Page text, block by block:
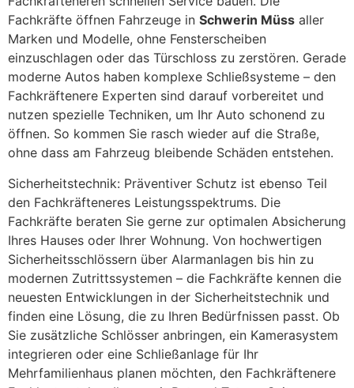
Fachkräfte öffnen Fahrzeuge in Schwerin Müss aller
Marken und Modelle, ohne Fensterscheiben
einzuschlagen oder das Türschloss zu zerstören. Gerade
moderne Autos haben komplexe Schließsysteme – den
Fachkräftenere Experten sind darauf vorbereitet und
nutzen spezielle Techniken, um Ihr Auto schonend zu
öffnen. So kommen Sie rasch wieder auf die Straße,
ohne dass am Fahrzeug bleibende Schäden entstehen.
Sicherheitstechnik: Präventiver Schutz ist ebenso Teil
den Fachkräfteneres Leistungsspektrums. Die
Fachkräfte beraten Sie gerne zur optimalen Absicherung
Ihres Hauses oder Ihrer Wohnung. Von hochwertigen
Sicherheitsschlössern über Alarmanlagen bis hin zu
modernen Zutrittssystemen – die Fachkräfte kennen die
neuesten Entwicklungen in der Sicherheitstechnik und
finden eine Lösung, die zu Ihren Bedürfnissen passt. Ob
Sie zusätzliche Schlösser anbringen, ein Kamerasystem
integrieren oder eine Schließanlage für Ihr
Mehrfamilienhaus planen möchten, den Fachkräftenere